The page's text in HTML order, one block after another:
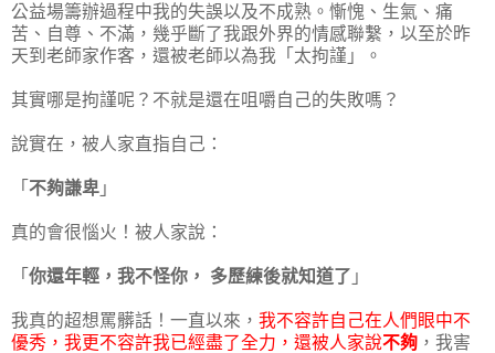
公益場籌辦過程中我的失誤以及不成熟。慚愧、生氣、痛
苦、自尊、不滿，幾乎斷了我跟外界的情感聯繫，以至於昨
天到老師家作客，還被老師以為我「太拘謹」。
其實哪是拘謹呢？不就是還在咀嚼自己的失敗嗎？
說實在，被人家直指自己：
「 不夠謙卑 」
真的會很惱火！被人家說：
「 你還年輕，我不怪你， 多歷練後就知道了 」
我真的超想罵髒話！一直以來， 我不容許自己在人們眼中不
優秀，我更不容許我已經盡了全力，還被人家說不夠 ，我害